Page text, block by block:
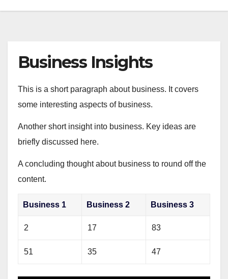
Business Insights
This is a short paragraph about business. It covers
some interesting aspects of business.
Another short insight into business. Key ideas are
briefly discussed here.
A concluding thought about business to round off the
content.
Business 1 Business 2 Business 3
2 17 83
51 35 47